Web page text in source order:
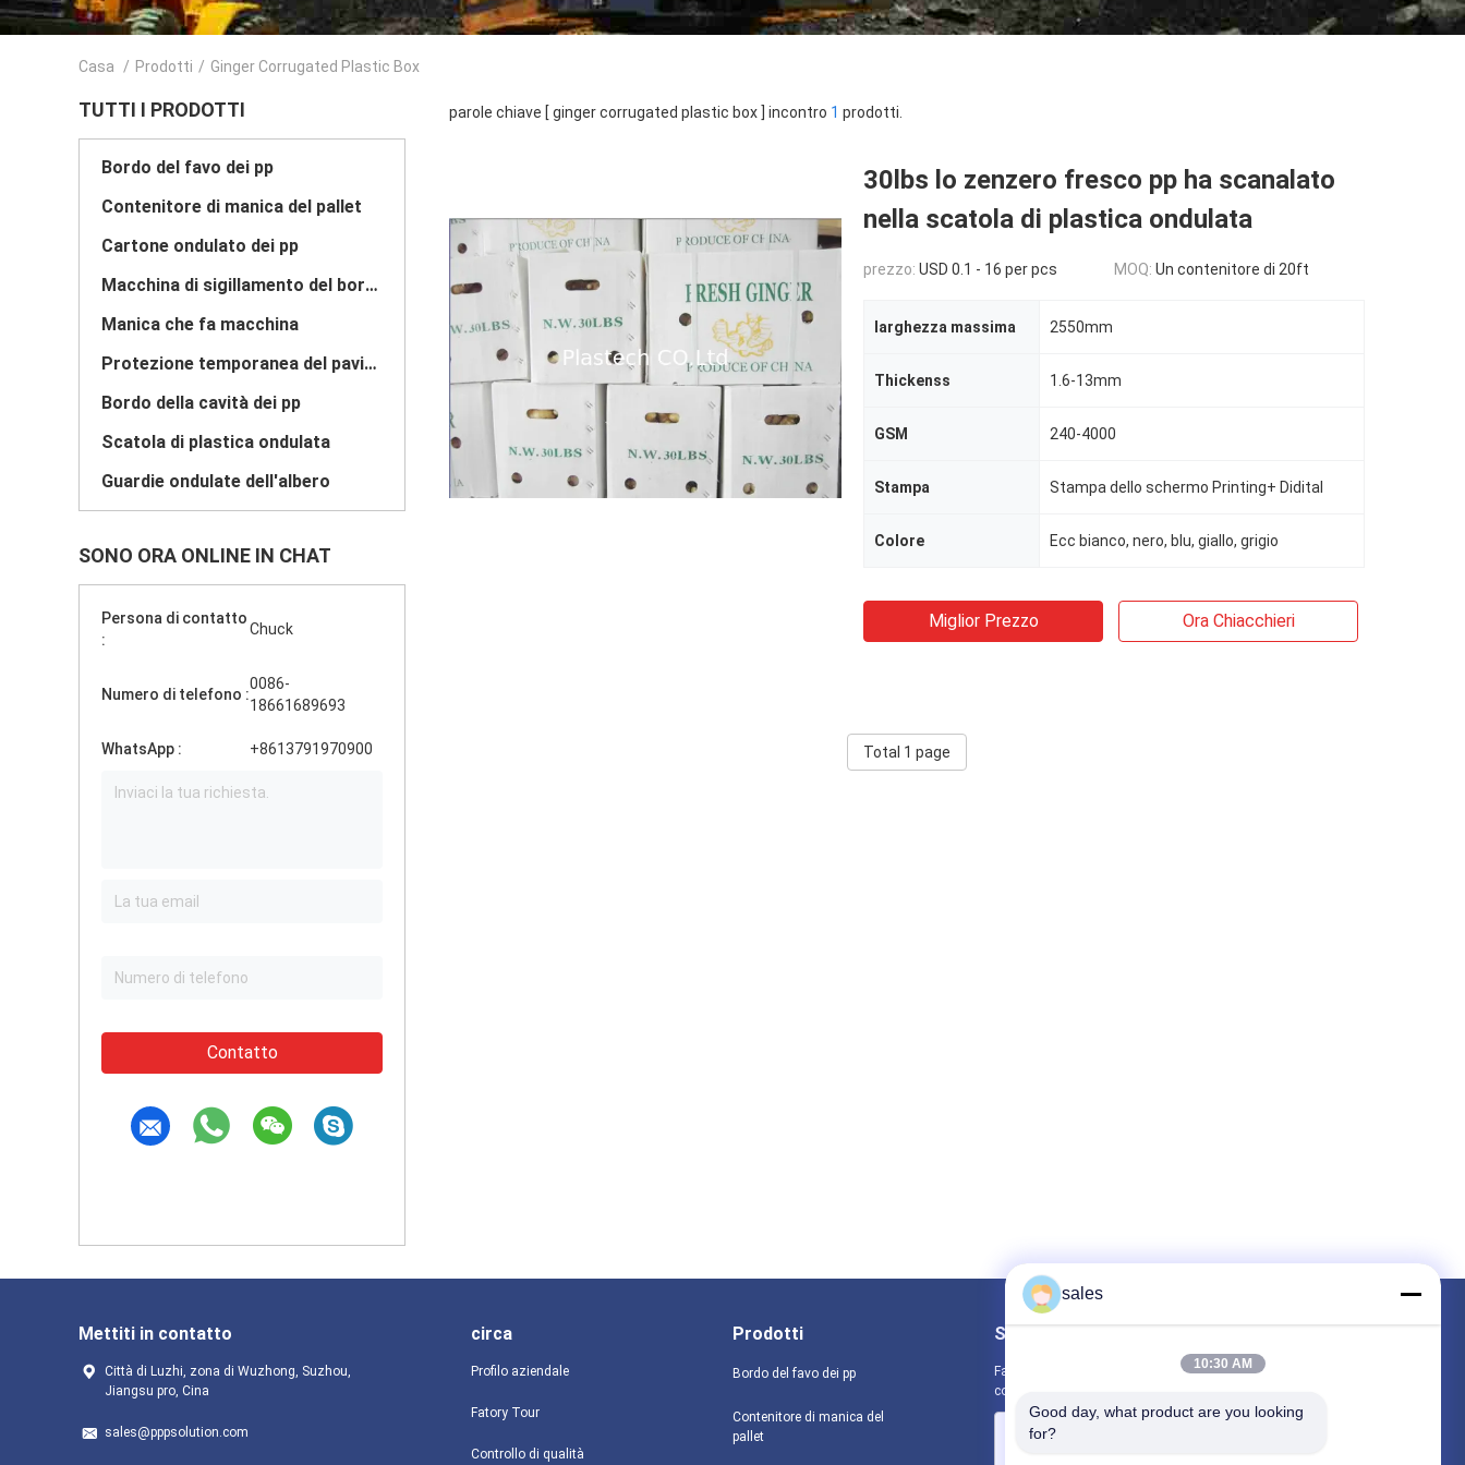
Casa / Prodotti / Ginger Corrugated Plastic Box
TUTTI I PRODOTTI
Bordo del favo dei pp
Contenitore di manica del pallet
Cartone ondulato dei pp
Macchina di sigillamento del bordo
Manica che fa macchina
Protezione temporanea del pavimento
Bordo della cavità dei pp
Scatola di plastica ondulata
Guardie ondulate dell'albero
SONO ORA ONLINE IN CHAT
Persona di contatto
:
Chuck
Numero di telefono :
0086-
18661689693
WhatsApp : +8613791970900
Contatto
parole chiave [ ginger corrugated plastic box ] incontro 1 prodotti.
30lbs lo zenzero fresco pp ha scanalato
nella scatola di plastica ondulata
prezzo: USD 0.1 - 16 per pcs MOQ: Un contenitore di 20ft
larghezza massima 2550mm
Thickenss 1.6-13mm
GSM 240-4000
Stampa Stampa dello schermo Printing+ Didital
Colore Ecc bianco, nero, blu, giallo, grigio
Miglior Prezzo Ora Chiacchieri
Total 1 page
Mettiti in contatto
Città di Luzhi, zona di Wuzhong, Suzhou,
Jiangsu pro, Cina
sales@pppsolution.com
circa
Profilo aziendale
Fatory Tour
Controllo di qualità
Prodotti
Bordo del favo dei pp
Contenitore di manica del
pallet
Scrivici
Fateci sapere la vostra esigenza. Collegheremo i migliori prodotti
con te.
sales
10:30 AM
Good day, what product are you looking
for?